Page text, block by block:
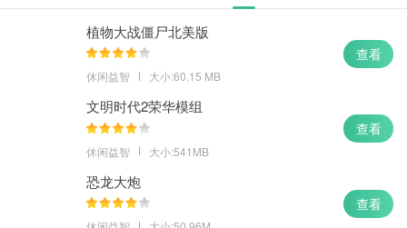
植物大战僵尸北美版
休闲益智 大小:60.15 MB
查看
文明时代2荣华模组
休闲益智 大小:541MB
查看
恐龙大炮
查看